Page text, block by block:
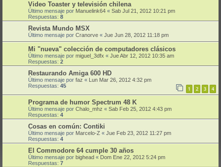
Video Toaster y televisión chilena
Último mensaje por Manuelink64 « Sab Jul 21, 2012 10:21 pm
Respuestas: 8
Revista Mundo MSX
Último mensaje por Cranorve « Jue Jun 28, 2012 11:18 pm
Mi "nueva" colección de computadores clásicos
Último mensaje por miguel_3dfx « Jue Abr 12, 2012 10:35 am
Respuestas: 2
Restaurando Amiga 600 HD
Último mensaje por faz « Lun Mar 26, 2012 4:32 pm
Respuestas: 45 1 2 3 4
Programa de humor Spectrum 48 K
Último mensaje por Chalo_mhz « Sab Feb 25, 2012 4:43 pm
Respuestas: 4
Cosas en común: Contiki
Último mensaje por Marcelo-Z « Jue Feb 23, 2012 11:27 pm
Respuestas: 4
El Commodore 64 cumple 30 años
Último mensaje por bighead « Dom Ene 22, 2012 5:24 pm
Respuestas: 7